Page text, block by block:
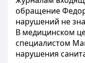
обращение
нарушений не
В медицинском
специалистом
нарушения